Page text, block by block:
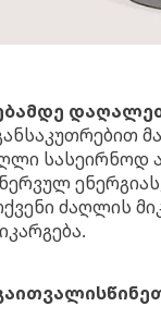
ძაღლის